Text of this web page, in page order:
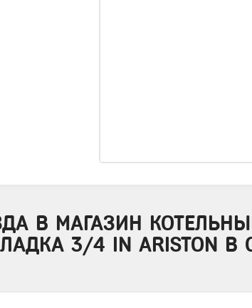
В МАГАЗИН
3/4 IN ARISTON В